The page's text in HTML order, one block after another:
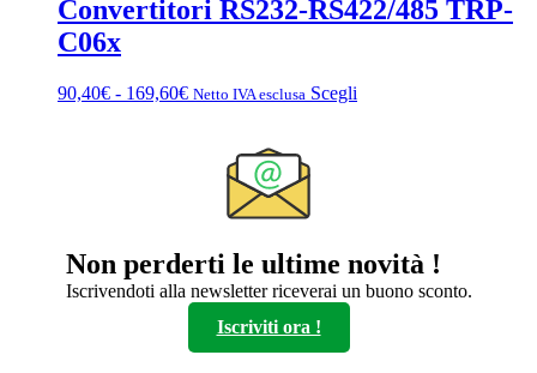
Convertitori RS232-RS422/485 TRP-
C06x
90,40€ - 169,60€Fascia
90,40€
169,60€
Netto IVA esclusa Scegli
essere
scelte
Non perderti le ultime novità !
Iscrivendoti alla newsletter riceverai un buono sconto.
Iscriviti ora !